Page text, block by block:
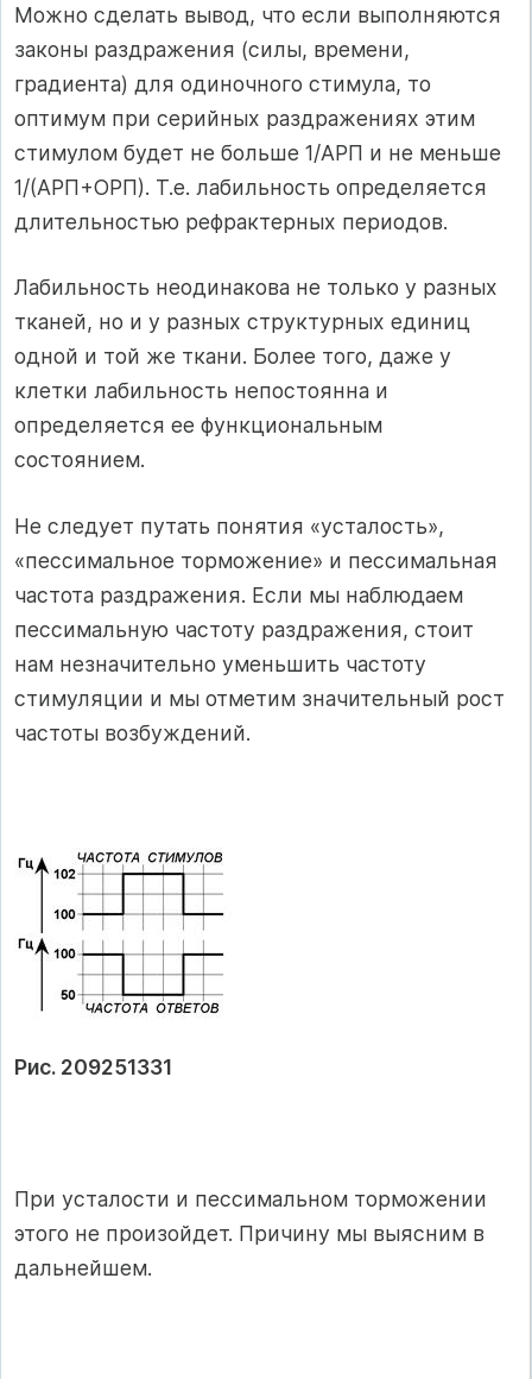
Можно сделать вывод, что если выполняются
законы раздражения (силы, времени,
градиента) для одиночного стимула, то
оптимум при серийных раздражениях этим
стимулом будет не больше 1/АРП и не меньше
1/(АРП+ОРП). Т.е. лабильность определяется
длительностью рефрактерных периодов.
Лабильность неодинакова не только у разных
тканей, но и у разных струк­турных единиц
одной и той же ткани. Более того, даже у
клетки лабильность непостоянна и
определяется ее функ­циональным
состоянием.
Не следует путать понятия «усталость»,
«пессимальное торможение» и пессимальная
частота раздражения. Если мы наблюдаем
пессимальную частоту раздражения, стоит
нам незначительно уменьшить частоту
стимуляции и мы отметим значительный рост
частоты возбуждений.
Рис. 209251331
При усталости и пессимальном торможении
этого не произойдет. Причину мы выясним в
дальнейшем.